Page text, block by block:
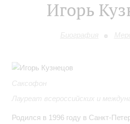
Игорь
Биография
Саксофон
Лауреат всероссийских и
Родился в 1996 году в Санкт-